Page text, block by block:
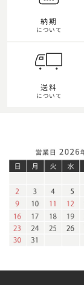
納期
について
送料
について